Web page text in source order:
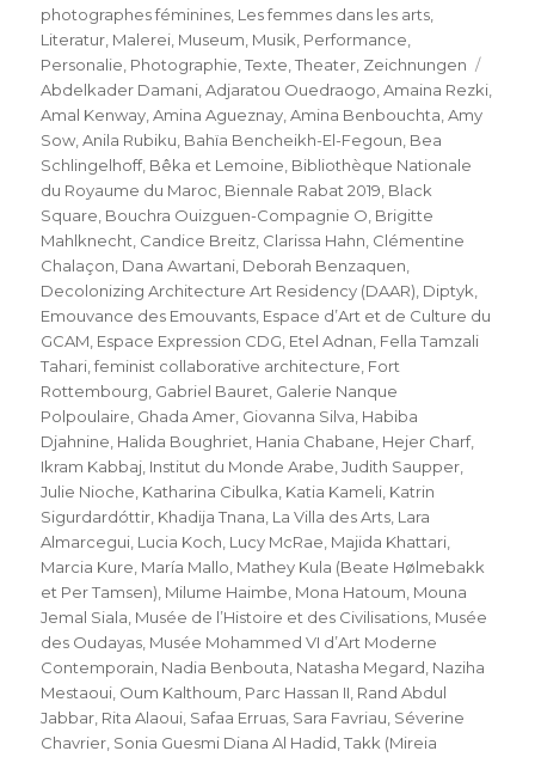
photographes féminines Les femmes dans les arts
Literatur Malerei Museum Musik Performance
Personalie Photographie ,Texte ,Theater Zeichnungen
Abdelkader Damani ,Adjaratou Ouedraogo ,Amaina Rezki
Amal Kenway ,Amina Agueznay ,Amina Benbouchta ,Amy
Sow ,Anila Rubiku Bahïa Bencheikh-El-Fegoun Bea
Schlingelhoff, Bêka et Lemoine Bibliothèque Nationale
du Royaume du Maroc Biennale Rabat 2019 Black
Square Bouchra Ouizguen-Compagnie O Brigitte
Mahlknecht Candice Breitz Clarissa Hahn Clémentine
Chalaçon Dana Awartani Deborah Benzaquen
Decolonizing Architecture Art Residency (DAAR) Diptyk
Emouvance des Emouvants Espace d’Art et de Culture du
GCAM Espace Expression CDG Etel Adnan Fella Tamzali
Tahari ,feminist collaborative architecture Fort
Rottembourg Gabriel Bauret Galerie Nanque
Polpoulaire Ghada Amer Giovanna Silva Habiba
Djahnine Halida Boughriet Hania Chabane Hejer Charf,
Ikram Kabbaj Institut du Monde Arabe ,Judith Saupper
Julie Nioche Katharina Cibulka Katia Kameli Katrin
Sigurdardóttir Khadija Tnana La Villa des Arts Lara
Almarcegui Lucia Koch Lucy McRae Majida Khattari
Marcia Kure María Mallo Mathey Kula (Beate Hølmebakk
et Per Tamsen) Milume Haimbe Mona Hatoum Mouna
Jemal Siala Musée de l’Histoire et des Civilisations Musée
des Oudayas Musée Mohammed VI d’Art Moderne
Contemporain Nadia Benbouta Natasha Megard Naziha
Mestaoui Oum Kalthoum Parc Hassan II Rand Abdul
Jabbar Rita Alaoui Safaa Erruas Sara Favriau Séverine
Chavrier Sonia Guesmi Diana Al Hadid ,Takk (Mireia